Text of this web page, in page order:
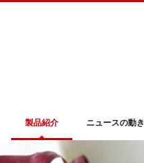
製品紹介 ニュースの動き